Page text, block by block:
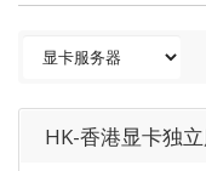
HK-香港显卡独